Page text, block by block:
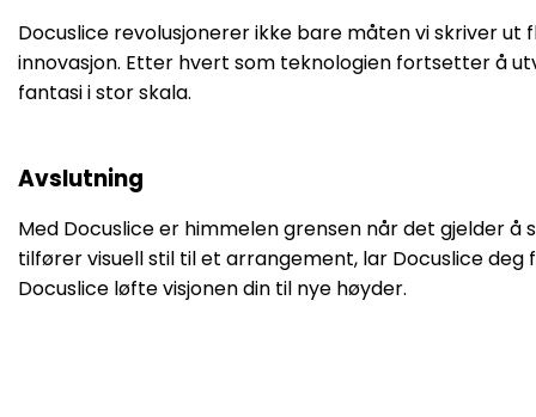
Docuslice revolusjonerer ikke bare måten vi skriver
innovasjon. Etter hvert som teknologien fortsetter å
fantasi i stor skala.
Avslutning
Med Docuslice er himmelen grensen når det gjelder
tilfører visuell stil til et arrangement, lar Docuslice
Docuslice løfte visjonen din til nye høyder.